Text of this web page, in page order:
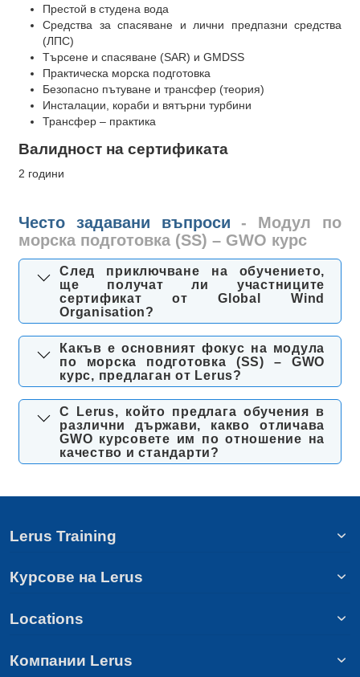
Престой в студена вода
Средства за спасяване и лични предпазни средства
(ЛПС)
Търсене и спасяване (SAR) и GMDSS
Практическа морска подготовка
Безопасно пътуване и трансфер (теория)
Инсталации, кораби и вятърни турбини
Трансфер – практика
Валидност на сертификата
2 години
Често задавани въпроси - Модул по
морска подготовка (SS) – GWO курс
След приключване на обучението,
ще получат ли участниците
сертификат от Global Wind
Organisation?
Какъв е основният фокус на модула
по морска подготовка (SS) – GWO
курс, предлаган от Lerus?
С Lerus, който предлага обучения в
различни държави, какво отличава
GWO курсовете им по отношение на
качество и стандарти?
Lerus Training
Курсове на Lerus
Locations
Компании Lerus